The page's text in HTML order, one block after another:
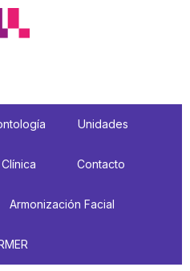
Unidades
Clínica Contacto
Armonización Facial